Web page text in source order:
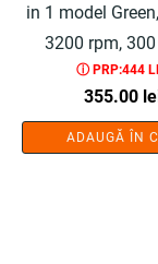
in 1 model
3200 rpm,
include 20
site, 4 saci -
SMART®
ⓘ PRP:444
355.00
ADAUGĂ ÎN